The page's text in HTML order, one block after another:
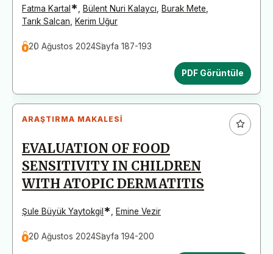
Fatma Kartal * Bülent Nuri Kalaycı Burak Mete
Tarık Salcan
Kerim Uğur
20 Ağustos 2024Sayfa 187-193
PDF Görüntüle
ARAŞTIRMA MAKALESI
EVALUATION OF FOOD
SENSITIVITY IN CHILDREN
WITH ATOPIC DERMATITIS
Şule Büyük Yaytokgil * Emine Vezir
20 Ağustos 2024Sayfa 194-200